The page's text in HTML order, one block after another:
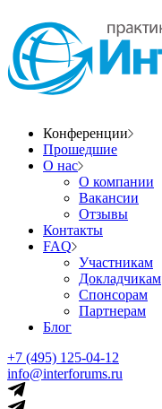
Конференции
Прошедшие
О нас
О компании
Вакансии
Отзывы
Контакты
FAQ
Участникам
Докладчикам
Спонсорам
Партнерам
Блог
+7 (495) 125-04-12
info@interforums.ru